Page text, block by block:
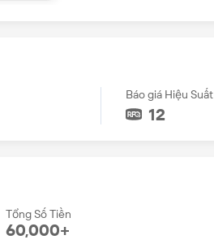
Báo giá Hiệu Suất
12
Tổng Số Tiền
60,000+